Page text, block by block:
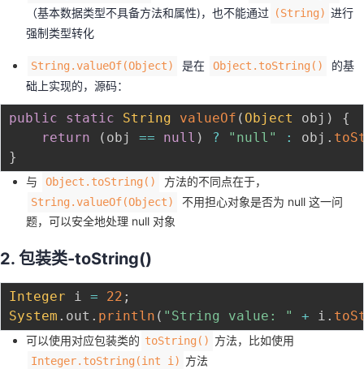
堂
我
的
课
程
我
的
认
证
我
的
实
验
我
的
收
藏
的
技
术
支
持
我
的
云
声
建
议
（基本数据类型不具备方法和属性)，也不能通过
(String) 进行
强制类型转化
String.valueOf(Object) 是在 Object.toString()
的基
础上实现的，源码：
public static String valueOf ( Object obj )
{
return
( obj == null ) ? "null" : obj .
}
与 Object.toString() 方法的不同点在于，
String.valueOf(Object)
不用担心对象是否为 null 这一问
题，可以安全地处理 null 对象
2. 包装类-toString()
Integer i = 22 ;
System . out . println ( "String value: " + i .
可以使用对应包装类的 toString() 方法，比如使用
Integer.toString(int i) 方法